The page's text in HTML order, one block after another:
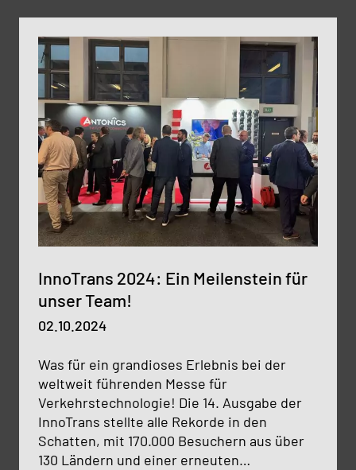
InnoTrans 2024: Ein Meilenstein für
unser Team!
02.10.2024
Was für ein grandioses Erlebnis bei der
weltweit führenden Messe für
Verkehrstechnologie! Die 14. Ausgabe der
InnoTrans stellte alle Rekorde in den
Schatten, mit 170.000 Besuchern aus über
130 Ländern und einer erneuten